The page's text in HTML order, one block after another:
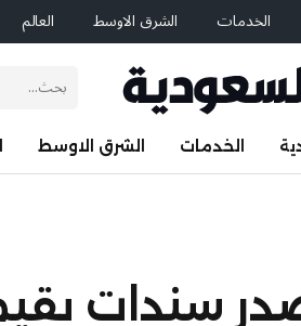
الخدمات الشرق الاوسط العالم
الخدمات الشرق الاوسط